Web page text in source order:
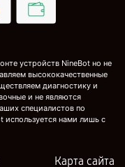
устройств NineBot но не
высококачественные
диагностику и
и не являются
специалистов по
используется нами лишь с
Карта сайта